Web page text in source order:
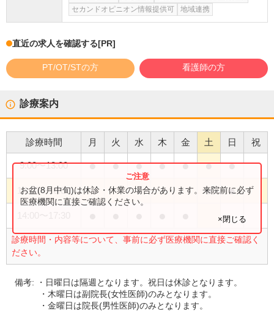
セカンドオピニオン情報提供可
地域連携
直近の求人を確認する[PR]
PT/OT/STの方 看護師の方
診療案内
診療時間 月 火 水 木 金 土 日 祝
9:00〜13:00 ● ● ● ● ● ● ●
14:00〜16:30 ● ●
診療時間・内容等について、事前に必ず医療機関に直接ご確認く
ださい。
お盆(8月中旬)は休診・休業の場合があります。来院前に必ず
医療機関に直接ご確認ください。
×閉じる
備考:
・日曜日は隔週となります。祝日は休診となります。
・木曜日は副院長(女性医師)のみとなります。
・金曜日は院長(男性医師)のみとなります。